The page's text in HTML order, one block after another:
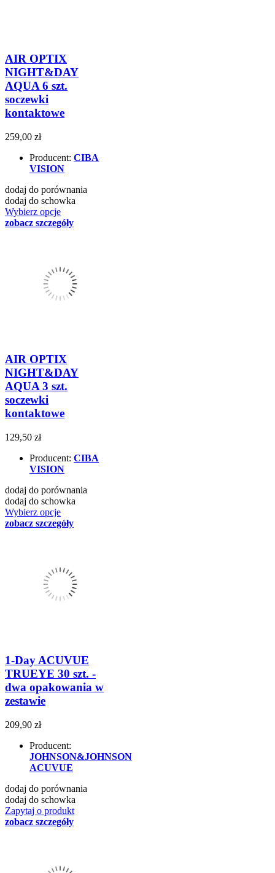
AIR OPTIX
NIGHT&DAY
AQUA 6 szt.
soczewki
kontaktowe
259,00 zł
Producent: CIBA
VISION
dodaj do porównania
dodaj do schowka
Wybierz opcje
zobacz szczegóły
AIR OPTIX
NIGHT&DAY
AQUA 3 szt.
soczewki
kontaktowe
129,50 zł
Producent: CIBA
VISION
dodaj do porównania
dodaj do schowka
Wybierz opcje
zobacz szczegóły
1-Day ACUVUE
TRUEYE 30 szt. -
dwa opakowania w
zestawie
209,90 zł
Producent:
JOHNSON&JOHNSON
ACUVUE
dodaj do porównania
dodaj do schowka
Zapytaj o produkt
zobacz szczegóły